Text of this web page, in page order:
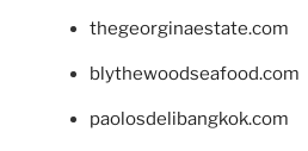
thegeorginaestate.com
blythewoodseafood.com
paolosdelibangkok.com